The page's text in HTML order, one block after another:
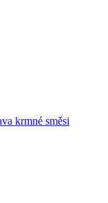
krmné směsi